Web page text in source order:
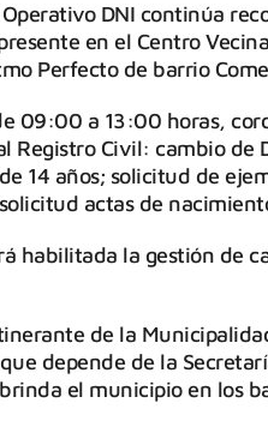
DNI continúa
en el Centro
Perfecto de barrio
09:00 a 13:00 horas,
Registro Civil: cambio de
14 años; solicitud de
actas de
habilitada la gestión de
de la
depende de la
el municipio en los